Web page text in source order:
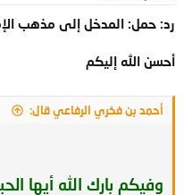
رد: حمل: المدخل إلى مذهب
أحسن الله إليكم
أحمد بن فخري الرفاعي قال:
وفيكم بارك الله أيها